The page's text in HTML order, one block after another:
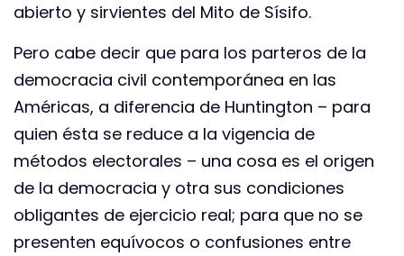
abierto y sirvientes del Mito de Sísifo.
Pero cabe decir que para los parteros de la
democracia civil contemporánea en las
Américas, a diferencia de Huntington – para
quien ésta se reduce a la vigencia de
métodos electorales – una cosa es el origen
de la democracia y otra sus condiciones
obligantes de ejercicio real; para que no se
presenten equívocos o confusiones entre